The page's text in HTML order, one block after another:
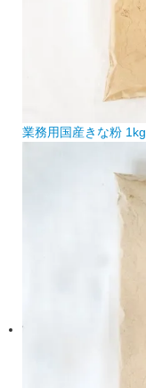
業務用国産きな粉 1kg